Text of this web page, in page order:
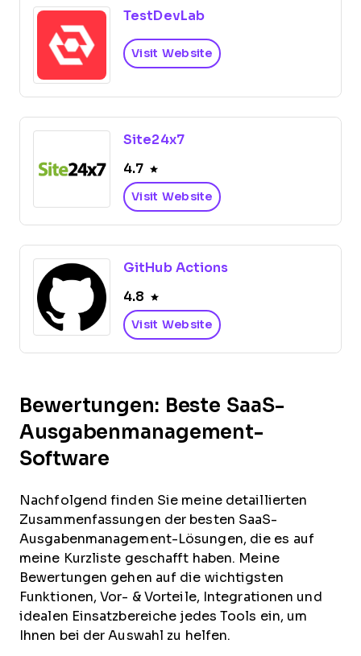
TestDevLab
Visit Website
Site24x7
4.7
Visit Website
GitHub Actions
4.8
Visit Website
Bewertungen: Beste SaaS-
Ausgabenmanagement-
Software
Nachfolgend finden Sie meine detaillierten
Zusammenfassungen der besten SaaS-
Ausgabenmanagement-Lösungen, die es auf
meine Kurzliste geschafft haben. Meine
Bewertungen gehen auf die wichtigsten
Funktionen, Vor- & Vorteile, Integrationen und
idealen Einsatzbereiche jedes Tools ein, um
Ihnen bei der Auswahl zu helfen.